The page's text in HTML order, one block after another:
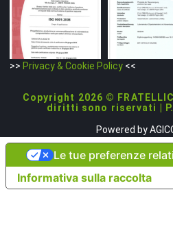
>> Privacy & Cookie Policy <<
Copyright 2026 ©
diritti sono riservati |
Powered by
Informativa sulla raccolta
Le tue preferenze